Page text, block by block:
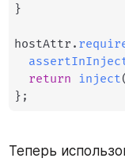
}
hostAttr .
return inject(
} ;
Теперь